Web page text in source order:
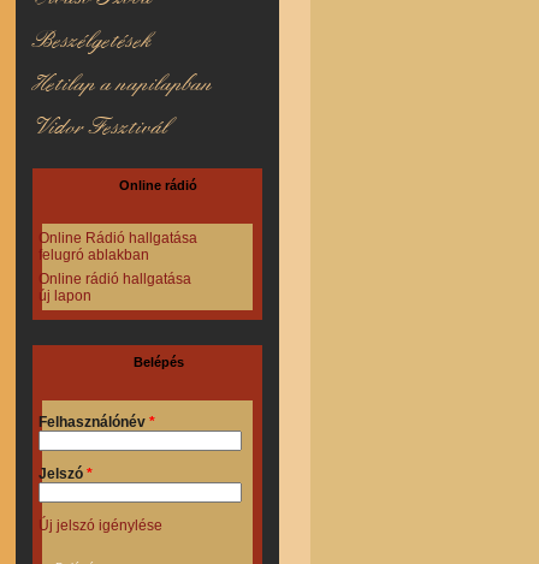
Beszélgetések
Hetilap a napilapban
Vidor Fesztivál
Online rádió
Online Rádió hallgatása
felugró ablakban
Online rádió hallgatása
új lapon
Belépés
Felhasználónév *
Jelszó *
Új jelszó igénylése